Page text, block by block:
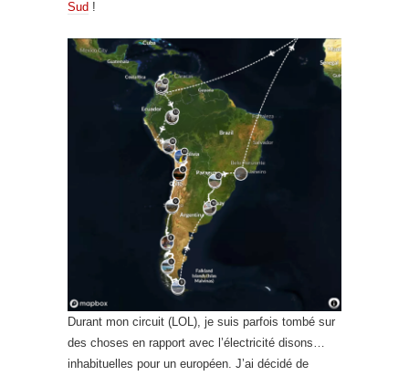
Sud !
Durant mon circuit (LOL), je suis parfois tombé sur
des choses en rapport avec l’électricité disons…
inhabituelles pour un européen. J’ai décidé de